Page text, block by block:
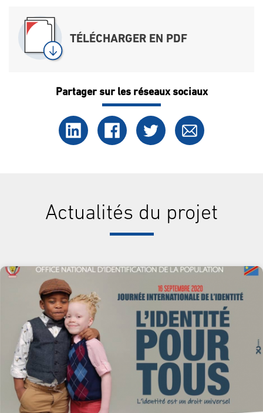
TÉLÉCHARGER EN PDF
Partager sur les réseaux sociaux
Actualités du projet